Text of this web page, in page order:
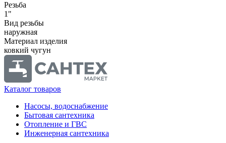
Резьба
1"
Вид резьбы
наружная
Материал изделия
ковкий чугун
Каталог товаров
Насосы, водоснабжение
Бытовая сантехника
Отопление и ГВС
Инженерная сантехника